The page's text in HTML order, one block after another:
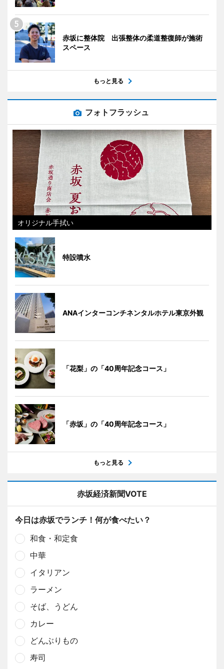
赤坂に整体院 出張整体の柔道整復師が施術
スペース
もっと見る
フォトフラッシュ
オリジナル手拭い
特設噴水
ANAインターコンチネンタルホテル東京外観
「花梨」の「40周年記念コース」
「赤坂」の「40周年記念コース」
もっと見る
赤坂経済新聞VOTE
今日は赤坂でランチ！何が食べたい？
和食・和定食
中華
イタリアン
ラーメン
そば、うどん
カレー
どんぶりもの
寿司